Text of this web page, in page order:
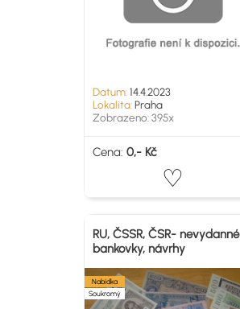
Datum:14.4.2023
Lokalita:Praha
Zobrazeno: 395x
Cena: 0,- Kč
RU, ČSSR, ČSR- nevydanné
bankovky, návrhy
Nabídka
Soukromý